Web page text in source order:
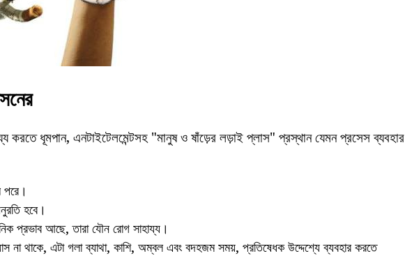
করতে ধূমপান, এনটাইটেলমেন্টসহ "মানুষ ও ষাঁড়ের লড়াই প্লাস" প্রস্থান যেমন প্রসেস ব্যবহার
পরে।
হবে।
প্রভাব আছে, তারা যৌন রোগ সাহায্য।
না থাকে, এটা গলা ব্যাথা, কাশি, অম্বল এবং বদহজম সময়, প্রতিষেধক উদ্দেশ্যে ব্যবহার করতে